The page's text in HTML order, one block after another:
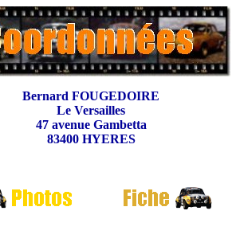
Bernard FOUGEDOIRE
Le Versailles
47 avenue Gambetta
83400 HYERES